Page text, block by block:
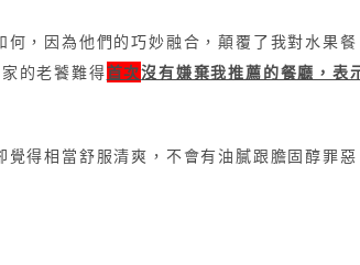
，因為他們的巧妙融合，顛覆了我對水果餐
的老饕難得首次沒有嫌棄我推薦的餐廳，表
得相當舒服清爽，不會有油膩跟膽固醇罪惡